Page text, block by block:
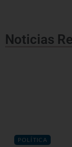
Noticias
POLÍTICA